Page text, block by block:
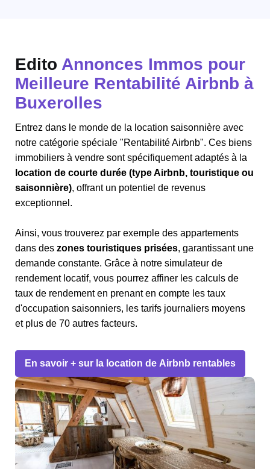
Edito Annonces Immos pour
Meilleure Rentabilité Airbnb à
Buxerolles
Entrez dans le monde de la location saisonnière avec
notre catégorie spéciale "Rentabilité Airbnb". Ces biens
immobiliers à vendre sont spécifiquement adaptés à la
location de courte durée (type Airbnb, touristique ou
saisonnière), offrant un potentiel de revenus
exceptionnel.
Ainsi, vous trouverez par exemple des appartements
dans des zones touristiques prisées, garantissant une
demande constante. Grâce à notre simulateur de
rendement locatif, vous pourrez affiner les calculs de
taux de rendement en prenant en compte les taux
d'occupation saisonniers, les tarifs journaliers moyens
et plus de 70 autres facteurs.
En savoir + sur la location de Airbnb rentables